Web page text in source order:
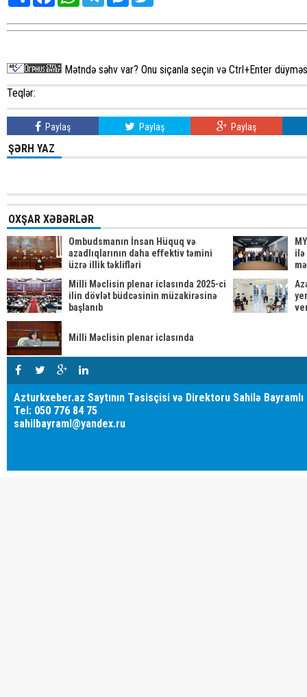
Mətndə səhv var? Onu siçanla seçin və Ctrl+Enter
Teqlər:
Paylaş Paylaş Paylaş
ŞƏRH YAZ
OXŞAR XƏBƏRLƏR
Ombudsmanın İnsan Hüquq və
azadlıqlarının daha effektiv təmini
üzrə illik təklifləri
ilə
Milli Məclisin plenar iclasında 2025-ci
ilin dövlət büdcəsinin müzakirəsinə
başlanıb
Milli Məclisin plenar iclasında
Azturkxeber.az Saytının Təsisçisi və Direktoru Sahilə Bayramlı
Tel: 050 776 84 75
sahilbayraml@yandex.ru